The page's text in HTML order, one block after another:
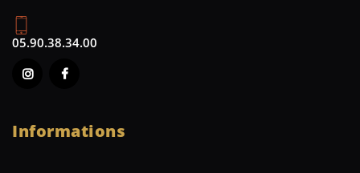
05.90.38.34.00
Informations